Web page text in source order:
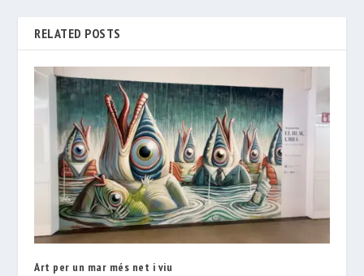
RELATED POSTS
Art per un mar més net i viu